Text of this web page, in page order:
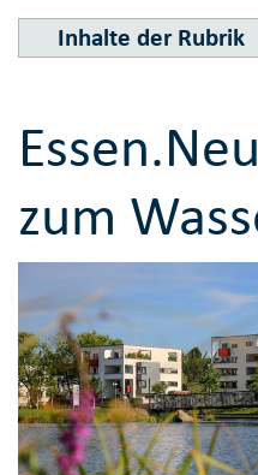
Inhalte der Rubrik
zum